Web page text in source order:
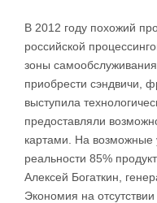
В 2012 году похожий
российской
зоны
приобрести сэндвичи,
выступила
предоставляли
картами. На возможные
реальности 85%
Алексей Богаткин,
Экономия на